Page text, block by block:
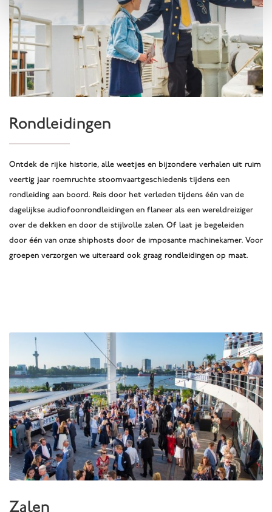
Rondleidingen
Ontdek de rijke historie, alle weetjes en bijzondere verhalen uit ruim
veertig jaar roemruchte stoomvaartgeschiedenis tijdens een
rondleiding aan boord. Reis door het verleden tijdens één van de
dagelijkse audiofoonrondleidingen en flaneer als een wereldreiziger
over de dekken en door de stijlvolle zalen. Of laat je begeleiden
door één van onze shiphosts door de imposante machinekamer. Voor
groepen verzorgen we uiteraard ook graag rondleidingen op maat.
Zalen